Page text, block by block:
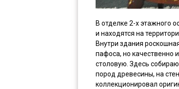
В отделке 2-х этажного
и находятся на
Внутри здания
пафоса, но качественно
столовую. Здесь
пород древесины, на
коллекционировал